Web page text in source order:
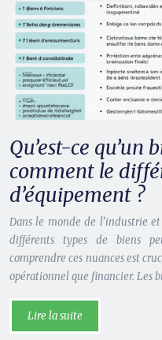
Qu’est-ce
comment le
d’équipement ?
Dans le monde de l’industrie
différents types de biens
comprendre ces nuances est
opérationnel que financier. Les
Lire la suite